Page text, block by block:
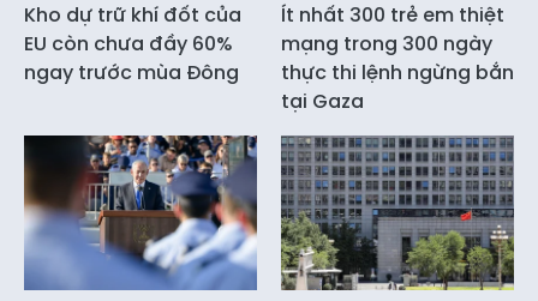
Kho dự trữ khí đốt của
EU còn chưa đầy 60%
ngay trước mùa Đông
Ít nhất 300 trẻ em thiệt
mạng trong 300 ngày
thực thi lệnh ngừng bắn
tại Gaza